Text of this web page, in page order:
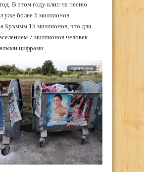
В этом году клип на песню
уже более 5 миллионов
Бръммм 15 миллионов, что для
7 миллионов человек
цифрами.